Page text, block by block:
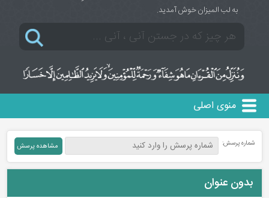
به لب المیزان خوش آمدید.
منوی اصلی
شماره پرسش:
بدون عنوان